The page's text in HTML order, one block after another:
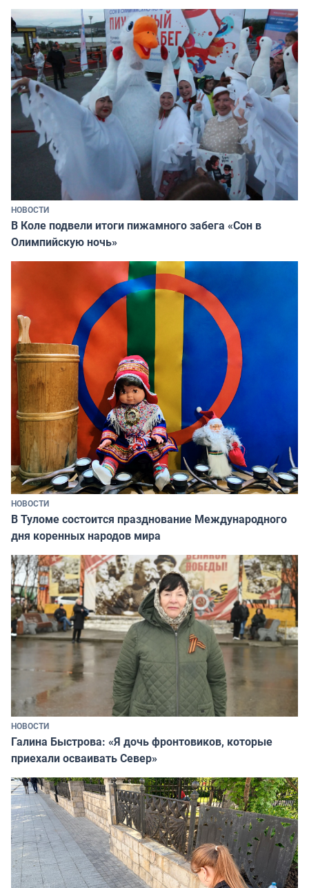
НОВОСТИ
В Коле подвели итоги пижамного забега «Сон в
Олимпийскую ночь»
НОВОСТИ
В Туломе состоится празднование Международного
дня коренных народов мира
НОВОСТИ
Галина Быстрова: «Я дочь фронтовиков, которые
приехали осваивать Север»